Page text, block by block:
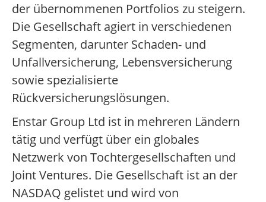
der übernommenen Portfolios zu steigern.
Die Gesellschaft agiert in verschiedenen
Segmenten, darunter Schaden- und
Unfallversicherung, Lebensversicherung
sowie spezialisierte
Rückversicherungslösungen.
Enstar Group Ltd ist in mehreren Ländern
tätig und verfügt über ein globales
Netzwerk von Tochtergesellschaften und
Joint Ventures. Die Gesellschaft ist an der
NASDAQ gelistet und wird von